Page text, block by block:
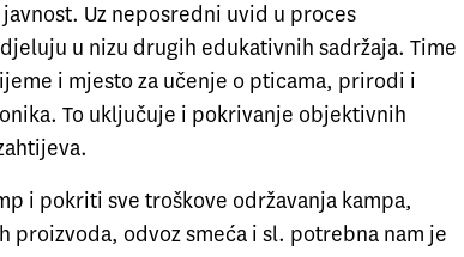
Uz neposredni uvid u proces
u nizu drugih edukativnih sadržaja. Time
i mjesto za učenje o pticama, prirodi i
To uključuje i pokrivanje objektivnih
i pokriti sve troškove održavanja kampa,
odvoz smeća i sl. potrebna nam je